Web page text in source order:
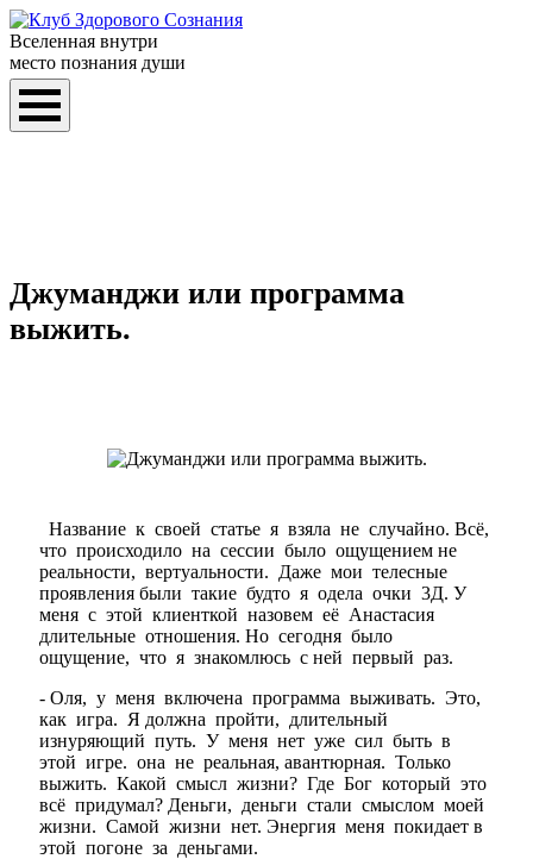
Вселенная внутри
место познания души
Джуманджи или программа
выжить.
Название к своей статье я взяла не случайно. Всё,
что происходило на сессии было ощущением не
реальности, вертуальности. Даже мои телесные
проявления были такие будто я одела очки 3Д. У
меня с этой клиенткой назовем её Анастасия
длительные отношения. Но сегодня было
ощущение, что я знакомлюсь с ней первый раз.
- Оля, у меня включена программа выживать. Это,
как игра. Я должна пройти, длительный
изнуряющий путь. У меня нет уже сил быть в
этой игре. она не реальная, авантюрная. Только
выжить. Какой смысл жизни? Где Бог который это
всё придумал? Деньги, деньги стали смыслом моей
жизни. Самой жизни нет. Энергия меня покидает в
этой погоне за деньгами.